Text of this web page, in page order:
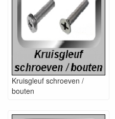
Kruisgleuf schroeven /
bouten